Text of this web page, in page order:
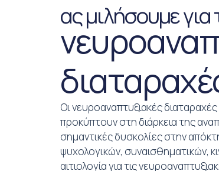
ας μιλήσουμε για
Οι νευροαναπτυξιακές
προκύπτουν στη διάρκεια της
σημαντικές δυσκολίες στην
ψυχολογικών, συναισθηματικών,
αιτιολογία για τις